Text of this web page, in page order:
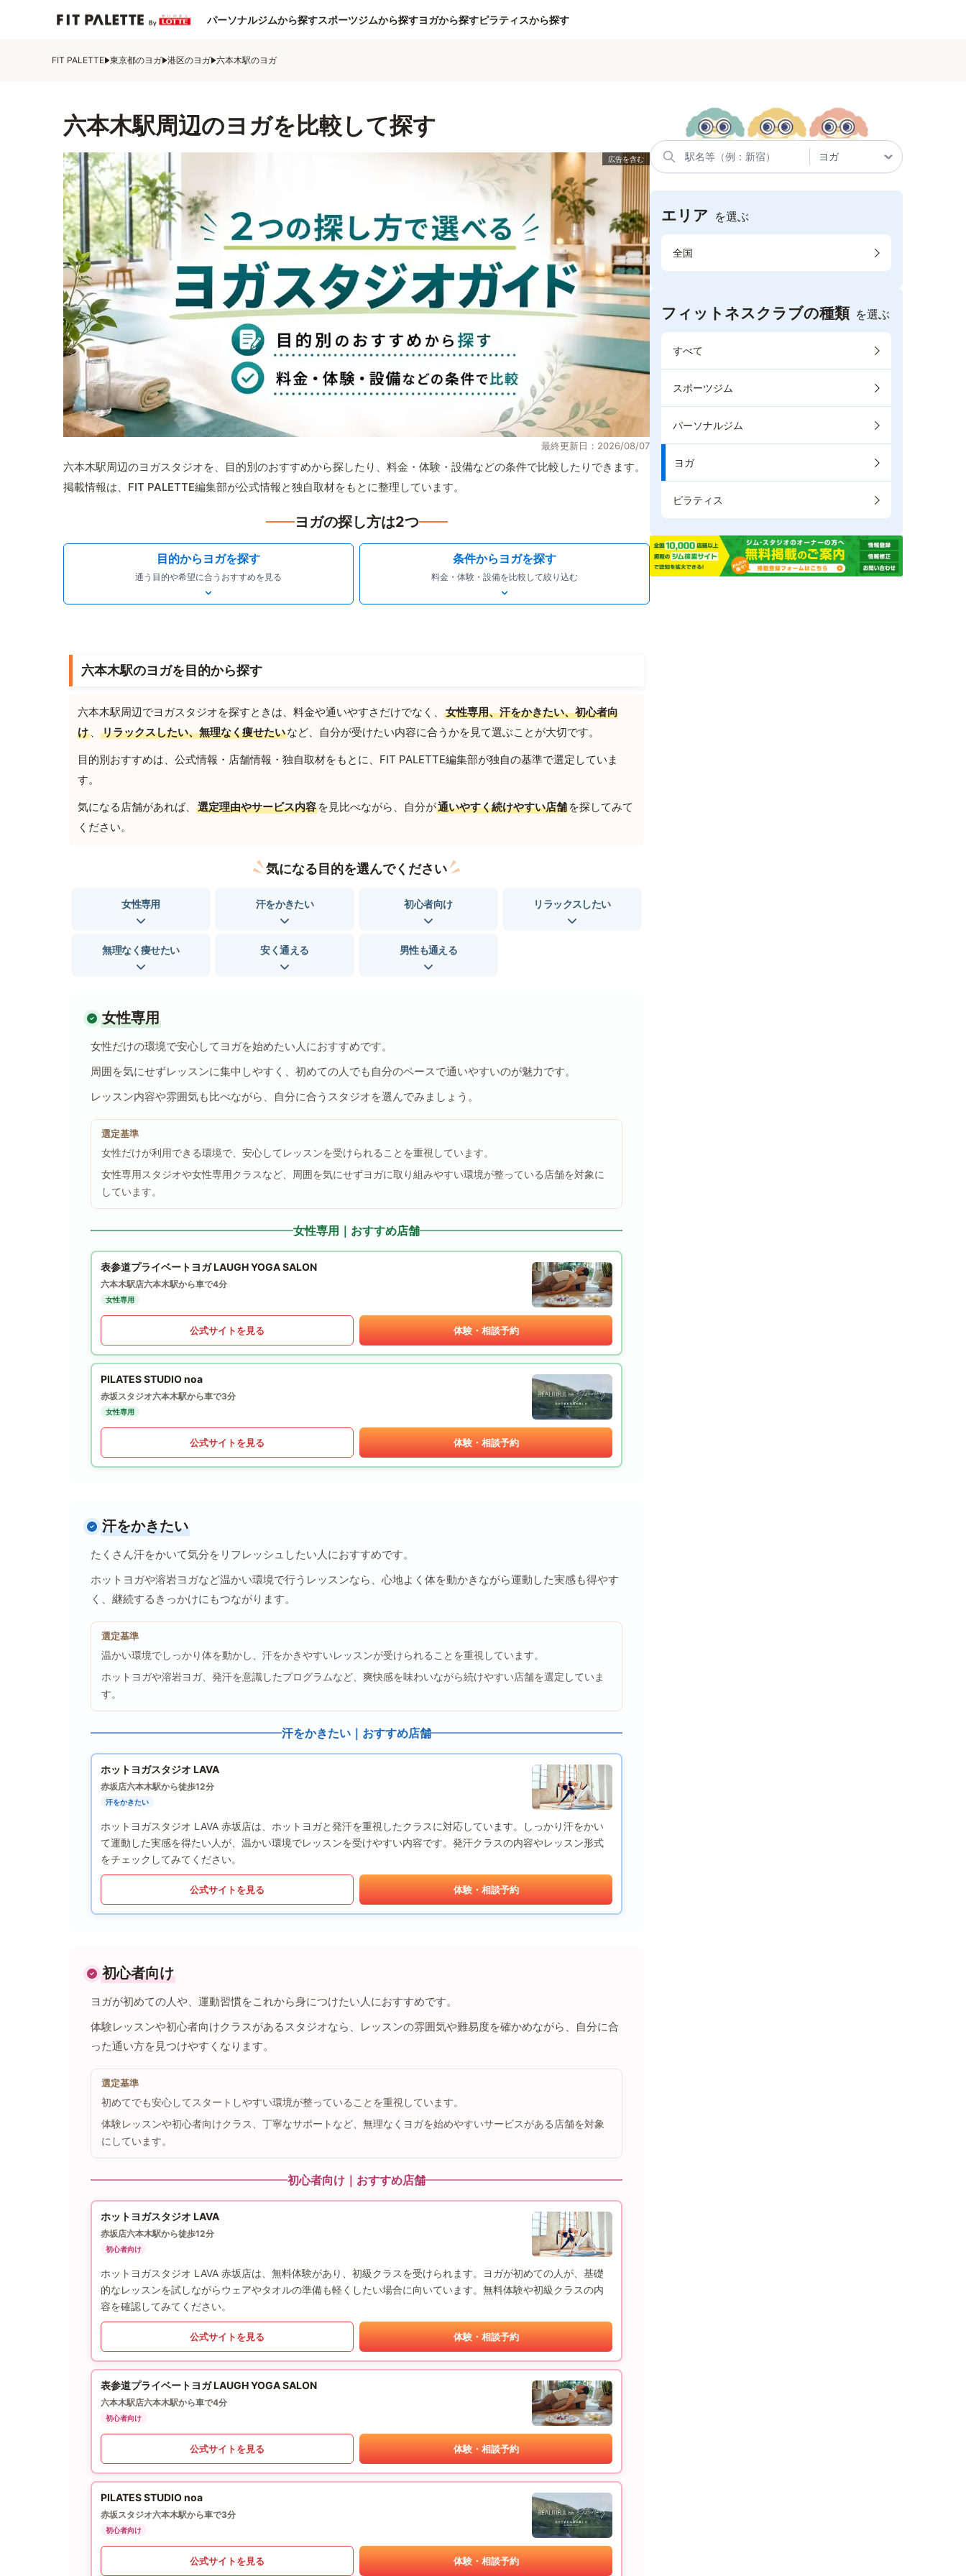
パーソナルジムから探すスポーツジムから探すヨガから探すピラティスから探す
FIT PALETTE 東京都のヨガ 港区のヨガ 六本木駅のヨガ
六本木駅周辺のヨガを比較して探す
最終更新日：2026/08/07
六本木駅周辺のヨガスタジオを、目的別のおすすめから探したり、料金・体験・設備などの条件で比較したりできます。
掲載情報は、FIT PALETTE編集部が公式情報と独自取材をもとに整理しています。
ヨガの探し方は2つ
目的からヨガを探す
通う目的や希望に合うおすすめを見る
条件からヨガを探す
料金・体験・設備を比較して絞り込む
六本木駅のヨガを目的から探す
六本木駅周辺でヨガスタジオを探すときは、料金や通いやすさだけでなく、
女性専用、汗をかきたい、初心者向
け 、 リラックスしたい、無理なく痩せたいなど、自分が受けたい内容に合うかを見て選ぶことが大切です。
目的別おすすめは、公式情報・店舗情報・独自取材をもとに、FIT PALETTE編集部が独自の基準で選定していま
す。
気になる店舗があれば、
選定理由やサービス内容 を見比べながら、自分が通いやすく続けやすい店舗 を探してみて
ください。
気になる目的を選んでください
女性専用 汗をかきたい 初心者向け リラックスしたい
無理なく痩せたい 安く通える 男性も通える
女性専用
女性だけの環境で安心してヨガを始めたい人におすすめです。
周囲を気にせずレッスンに集中しやすく、初めての人でも自分のペースで通いやすいのが魅力です。
レッスン内容や雰囲気も比べながら、自分に合うスタジオを選んでみましょう。
選定基準
女性だけが利用できる環境で、安心してレッスンを受けられることを重視しています。
女性専用スタジオや女性専用クラスなど、周囲を気にせずヨガに取り組みやすい環境が整っている店舗を対象に
しています。
女性専用｜おすすめ店舗
表参道プライベートヨガ LAUGH YOGA SALON
六本木駅店六本木駅から車で4分
女性専用
公式サイトを見る 体験・相談予約
PILATES STUDIO noa
赤坂スタジオ六本木駅から車で3分
女性専用
公式サイトを見る 体験・相談予約
汗をかきたい
たくさん汗をかいて気分をリフレッシュしたい人におすすめです。
ホットヨガや溶岩ヨガなど温かい環境で行うレッスンなら、心地よく体を動かきながら運動した実感も得やす
く、継続するきっかけにもつながります。
選定基準
温かい環境でしっかり体を動かし、汗をかきやすいレッスンが受けられることを重視しています。
ホットヨガや溶岩ヨガ、発汗を意識したプログラムなど、爽快感を味わいながら続けやすい店舗を選定していま
す。
汗をかきたい｜おすすめ店舗
ホットヨガスタジオ LAVA
赤坂店六本木駅から徒歩12分
汗をかきたい
ホットヨガスタジオ LAVA 赤坂店は、ホットヨガと発汗を重視したクラスに対応しています。しっかり汗をかい
て運動した実感を得たい人が、温かい環境でレッスンを受けやすい内容です。発汗クラスの内容やレッスン形式
をチェックしてみてください。
公式サイトを見る 体験・相談予約
初心者向け
ヨガが初めての人や、運動習慣をこれから身につけたい人におすすめです。
体験レッスンや初心者向けクラスがあるスタジオなら、レッスンの雰囲気や難易度を確かめながら、自分に合
った通い方を見つけやすくなります。
選定基準
初めてでも安心してスタートしやすい環境が整っていることを重視しています。
体験レッスンや初心者向けクラス、丁寧なサポートなど、無理なくヨガを始めやすいサービスがある店舗を対象
にしています。
初心者向け｜おすすめ店舗
ホットヨガスタジオ LAVA
赤坂店六本木駅から徒歩12分
初心者向け
ホットヨガスタジオ LAVA 赤坂店は、無料体験があり、初級クラスを受けられます。ヨガが初めての人が、基礎
的なレッスンを試しながらウェアやタオルの準備も軽くしたい場合に向いています。無料体験や初級クラスの内
容を確認してみてください。
公式サイトを見る 体験・相談予約
表参道プライベートヨガ LAUGH YOGA SALON
六本木駅店六本木駅から車で4分
初心者向け
公式サイトを見る 体験・相談予約
PILATES STUDIO noa
赤坂スタジオ六本木駅から車で3分
初心者向け
公式サイトを見る 体験・相談予約
エリア を選ぶ
全国
フィットネスクラブの種類 を選ぶ
すべて
スポーツジム
パーソナルジム
ヨガ
ピラティス